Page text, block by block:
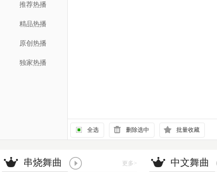
推荐热播
精品热播
原创热播
独家热播
全选 删除选中 批量收藏
串烧舞曲 更多>
中文舞曲